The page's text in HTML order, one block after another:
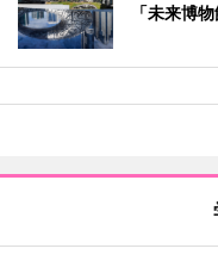
「未来博